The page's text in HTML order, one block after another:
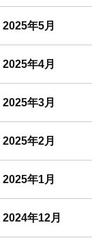
2025年5月
2025年4月
2025年3月
2025年2月
2025年1月
2024年12月